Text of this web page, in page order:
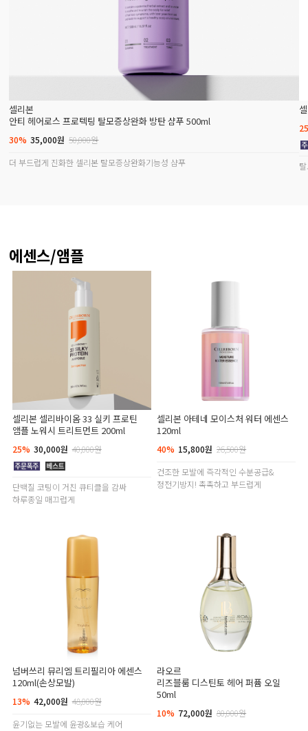
셀리본
안티 헤어로스 프로텍팅 탈모증상완화 방탄 샴푸 500ml
30% 35,000원 50,000원
더 부드럽게 진화한 셀리본 탈모증상완화기능성 샴푸
에센스/앰플
셀리본 셀리바이옴 33 실키 프로틴
앰플 노워시 트리트먼트 200ml
25% 30,000원 40,000원
단백질 코팅이 거친 큐티클을 감싸
하루종일 매끄럽게
셀리본 아테네 모이스처 워터 에센스
120ml
40% 15,800원 26,500원
건조한 모발에 즉각적인 수분공급&
정전기방지! 촉촉하고 부드럽게
넘버쓰리 뮤리엠 트리필리아 에센스
120ml(손상모발)
13% 42,000원 48,000원
윤기없는 모발에 윤광&보습 케어
라오르
리즈블룸 디스틴토 헤어 퍼퓸 오일
50ml
10% 72,000원 80,000원